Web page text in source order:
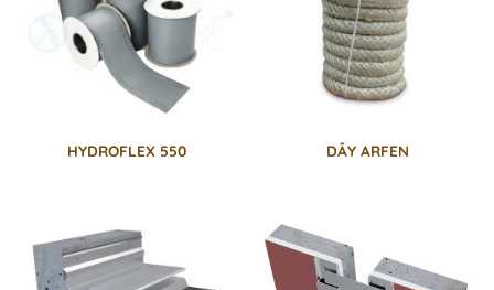
HYDROFLEX 550 DÂY ARFEN